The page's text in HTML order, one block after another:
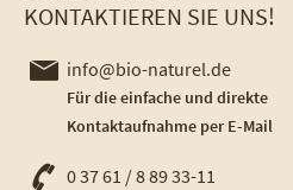
KONTAKTIEREN SIE UNS!
info@bio-naturel.de
Für die einfache und direkte
Kontaktaufnahme per E-Mail
0 37 61 / 8 89 33-11